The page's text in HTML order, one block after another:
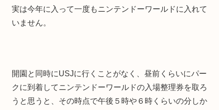
実は今年に入って一度もニンテンドーワールドに入れて
いません。
開園と同時にUSJに行くことがなく、昼前くらいにパー
クに到着してニンテンドーワールドの入場整理券を取ろ
うと思うと、その時点で午後５時や６時くらいの分しか